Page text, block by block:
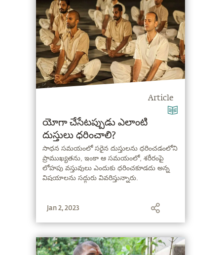
Article
యోగా చేసేటప్పుడు ఎలాంటి
దుస్తులు ధరించాలి?
సాధన సమయంలో సరైన దుస్తులను ధరించడంలోని
ప్రాముఖ్యతను, ఇంకా ఆ సమయంలో, శరీరంపై
లోహపు వస్తువులు ఎందుకు ధరించకూడదు అన్న
విషయాలను సద్గురు వివరిస్తున్నారు.
Jan 2, 2023